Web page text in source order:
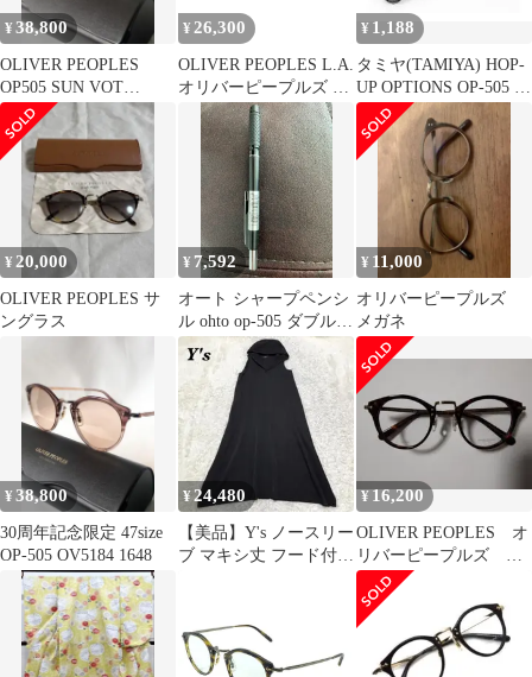
142▲135▼31213k06
¥38,800
OLIVER PEOPLES
OP505 SUN VOT
Limited 雅
¥ 26,300
OLIVER PEOPLES L.A.
オリバーピープルズ メ
ガネフレーム OV5184
OP-505 度入り イタリ
ア製 ボストン 1005L ブ
ラック/ゴールド
54000795
¥ 1,188
タミヤ(TAMIYA) HOP-
UP OPTIONS OP-505 ア
ッセンブリーユニバー
サル用39mmスイングシ
ャフト
¥ 20,000
OLIVER PEOPLES サ
ングラス
¥ 7,592
オート シャープペンシ
ル ohto op-505 ダブルノ
ック 廃盤 レア
¥ 11,000
オリバーピープルズ
メガネ
¥38,800
30周年記念限定 47size
OP-505 OV5184 1648
¥24,480
【美品】Y's ノースリー
ブ マキシ丈 フード付き
¥16,200
OLIVER PEOPLES オ
リバーピープルズ メ
ガネフレーム ボスト
ン